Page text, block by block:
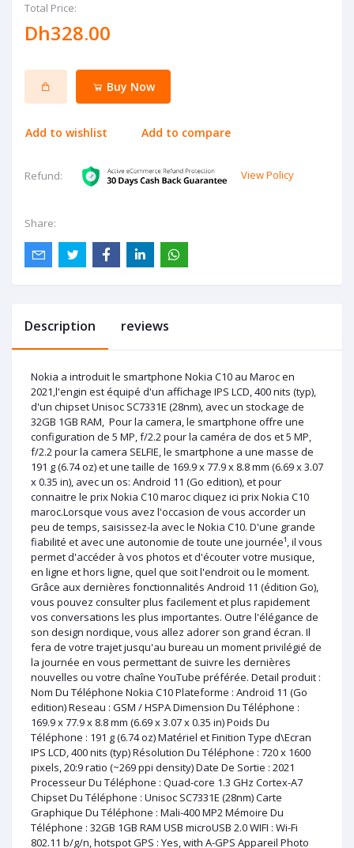
Total Price:
Dh328.00
Buy Now
Add to wishlist Add to compare
Refund: View Policy
Share:
Description reviews
Nokia a introduit le smartphone Nokia C10 au Maroc en
2021,l'engin est équipé d'un affichage IPS LCD, 400 nits (typ),
d'un chipset Unisoc SC7331E (28nm), avec un stockage de
32GB 1GB RAM, Pour la camera, le smartphone offre une
configuration de 5 MP, f/2.2 pour la caméra de dos et 5 MP,
f/2.2 pour la camera SELFIE, le smartphone a une masse de
191 g (6.74 oz) et une taille de 169.9 x 77.9 x 8.8 mm (6.69 x 3.07
x 0.35 in), avec un os: Android 11 (Go edition), et pour
connaitre le prix Nokia C10 maroc cliquez ici prix Nokia C10
maroc.Lorsque vous avez l'occasion de vous accorder un
peu de temps, saisissez-la avec le Nokia C10. D'une grande
fiabilité et avec une autonomie de toute une journée¹, il vous
permet d'accéder à vos photos et d'écouter votre musique,
en ligne et hors ligne, quel que soit l'endroit ou le moment.
Grâce aux dernières fonctionnalités Android 11 (édition Go),
vous pouvez consulter plus facilement et plus rapidement
vos conversations les plus importantes. Outre l'élégance de
son design nordique, vous allez adorer son grand écran. Il
fera de votre trajet jusqu'au bureau un moment privilégié de
la journée en vous permettant de suivre les dernières
nouvelles ou votre chaîne YouTube préférée. Detail produit :
Nom Du Téléphone Nokia C10 Plateforme : Android 11 (Go
edition) Reseau : GSM / HSPA Dimension Du Téléphone :
169.9 x 77.9 x 8.8 mm (6.69 x 3.07 x 0.35 in) Poids Du
Téléphone : 191 g (6.74 oz) Matériel et Finition Type d\Ecran
IPS LCD, 400 nits (typ) Résolution Du Téléphone : 720 x 1600
pixels, 20:9 ratio (~269 ppi density) Date De Sortie : 2021
Processeur Du Téléphone : Quad-core 1.3 GHz Cortex-A7
Chipset Du Téléphone : Unisoc SC7331E (28nm) Carte
Graphique Du Téléphone : Mali-400 MP2 Mémoire Du
Téléphone : 32GB 1GB RAM USB microUSB 2.0 WIFI : Wi-Fi
802.11 b/g/n, hotspot GPS : Yes, with A-GPS Appareil Photo